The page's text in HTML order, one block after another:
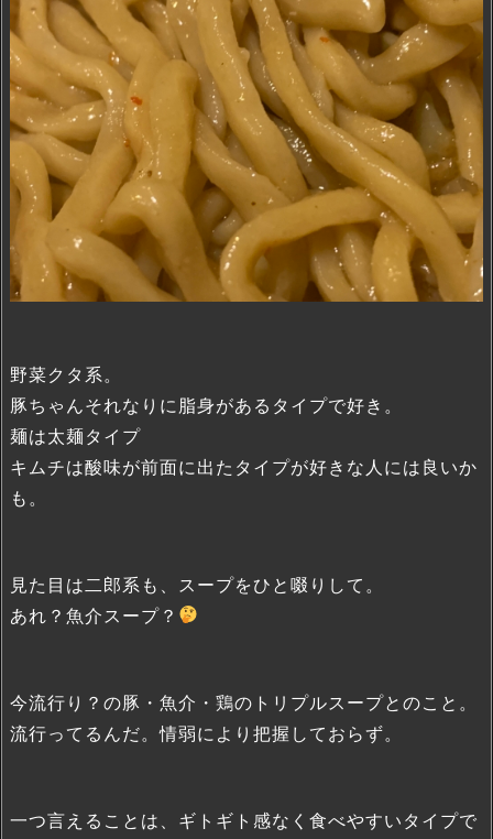
野菜クタ系。
豚ちゃんそれなりに脂身があるタイプで好き。
麺は太麺タイプ
キムチは酸味が前面に出たタイプが好きな人には良いか
も。
見た目は二郎系も、スープをひと啜りして。
あれ？魚介スープ？
今流行り？の豚・魚介・鶏のトリプルスープとのこと。
流行ってるんだ。情弱により把握しておらず。
一つ言えることは、ギトギト感なく食べやすいタイプで